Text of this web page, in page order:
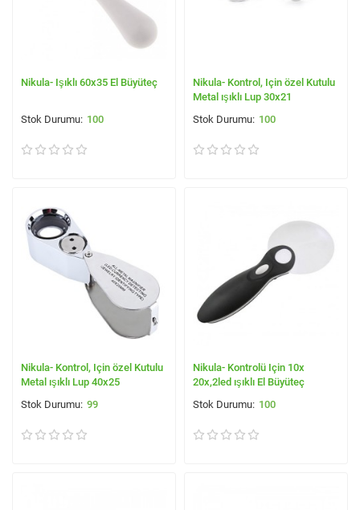
Nikula- Işıklı 60x35 El Büyüteç
100
Nikula- Kontrol, Için özel Kutulu
Metal ışıklı Lup 30x21
100
Nikula- Kontrol, Için özel Kutulu
Metal ışıklı Lup 40x25
99
Nikula- Kontrolü Için 10x
20x,2led ışıklı El Büyüteç
100